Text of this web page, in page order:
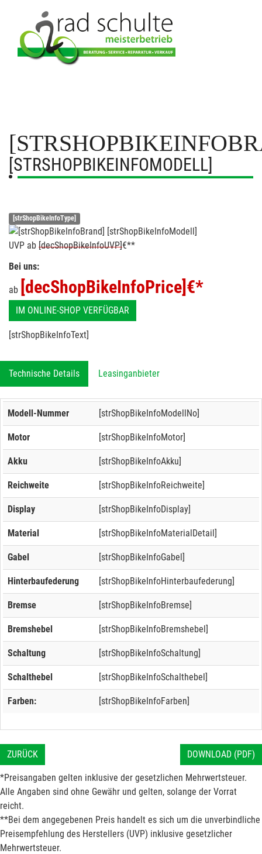
[STRSHOPBIKEINFOMODELL]
[strShopBikeInfoType]
UVP ab [decShopBikeInfoUVP]€**
Bei uns:
ab [decShopBikeInfoPrice] €*
IM ONLINE-SHOP VERFÜGBAR
[strShopBikeInfoText]
Technische Details Leasinganbieter
Modell-Nummer [strShopBikeInfoModellNo]
Motor [strShopBikeInfoMotor]
Akku [strShopBikeInfoAkku]
Reichweite [strShopBikeInfoReichweite]
Display [strShopBikeInfoDisplay]
Material [strShopBikeInfoMaterialDetail]
Gabel [strShopBikeInfoGabel]
Hinterbaufederung [strShopBikeInfoHinterbaufederung]
Bremse [strShopBikeInfoBremse]
Bremshebel [strShopBikeInfoBremshebel]
Schaltung [strShopBikeInfoSchaltung]
Schalthebel [strShopBikeInfoSchalthebel]
Farben: [strShopBikeInfoFarben]
ZURÜCK DOWNLOAD (PDF)
*Preisangaben gelten inklusive der gesetzlichen Mehrwertsteuer.
Alle Angaben sind ohne Gewähr und gelten, solange der Vorrat
reicht.
**Bei dem angegebenen Preis handelt es sich um die unverbindliche
Preisempfehlung des Herstellers (UVP) inklusive gesetzlicher
Mehrwertsteuer.